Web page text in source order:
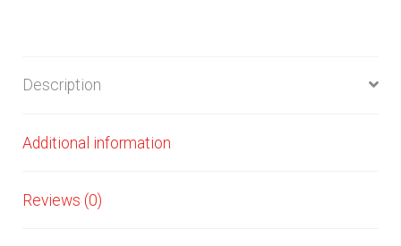
Description
Additional information
Reviews (0)